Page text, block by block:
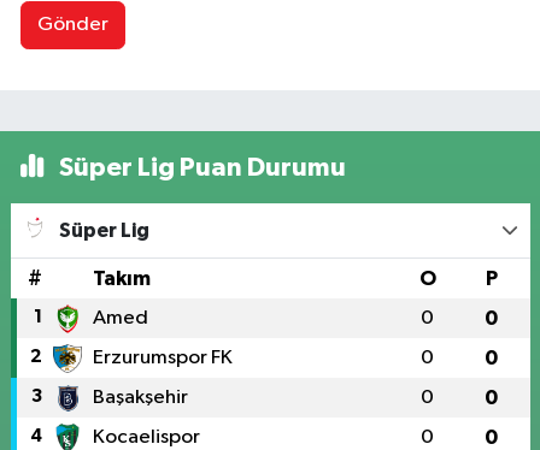
Gönder
Süper Lig Puan Durumu
Süper Lig
# Takım O P
1 Amed 0 0
2 Erzurumspor FK 0 0
3 Başakşehir 0 0
4 Kocaelispor 0 0